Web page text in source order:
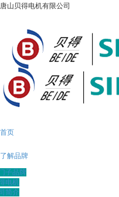
唐山贝得电机有限公司
首页
了解品牌
子品牌
电机
简介